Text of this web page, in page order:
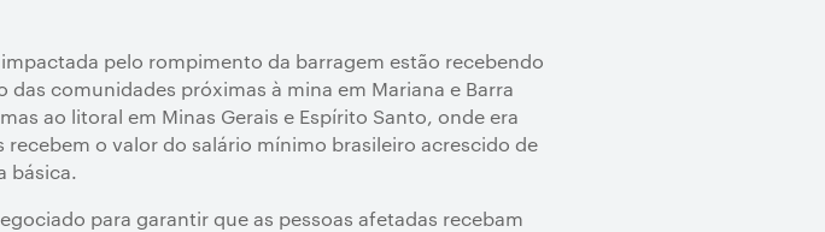
pelo rompimento da barragem estão recebendo
comunidades próximas à mina em Mariana e Barra
ao litoral em Minas Gerais e Espírito Santo, onde era
o valor do salário mínimo brasileiro acrescido de
básica.
para garantir que as pessoas afetadas recebam